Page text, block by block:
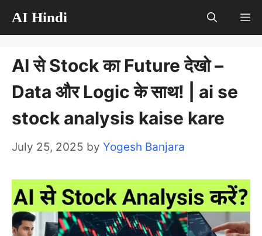
AI Hindi
AI से Stock का Future देखो –
Data और Logic के साथ! | ai se
stock analysis kaise kare
July 25, 2025 by Yogesh Banjara